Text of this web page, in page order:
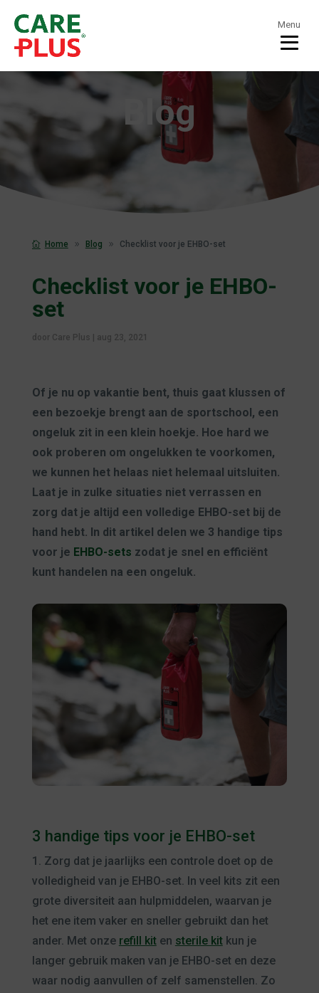
Menu
Blog
Home Blog Checklist voor je EHBO-set
Checklist voor je EHBO-
set
door Care Plus aug 23, 2021
Of je nu op vakantie bent, thuis gaat klussen of
een bezoekje brengt aan de sportschool, een
ongeluk zit in een klein hoekje. Hoe hard we
ook proberen om ongelukken te voorkomen,
we kunnen het helaas niet helemaal uitsluiten.
Laat je in zulke situaties niet verrassen en
zorg dat je altijd een volledige EHBO-set bij de
hand hebt. In dit artikel delen we 3 handige tips
voor je EHBO-sets zodat je snel en efficiënt
kunt handelen na een ongeluk.
3 handige tips voor je EHBO-set
1. Zorg dat je jaarlijks een controle doet op de
volledigheid van je EHBO-set. In veel kits zit een
grote diversiteit aan hulpmiddelen, waarvan je
het ene item vaker en sneller gebruikt dan het
ander. Met onze refill kiten sterile kitkun je
langer gebruik maken van je EHBO-set en deze
waar nodig aanvullen of zelf samenstellen. Zo